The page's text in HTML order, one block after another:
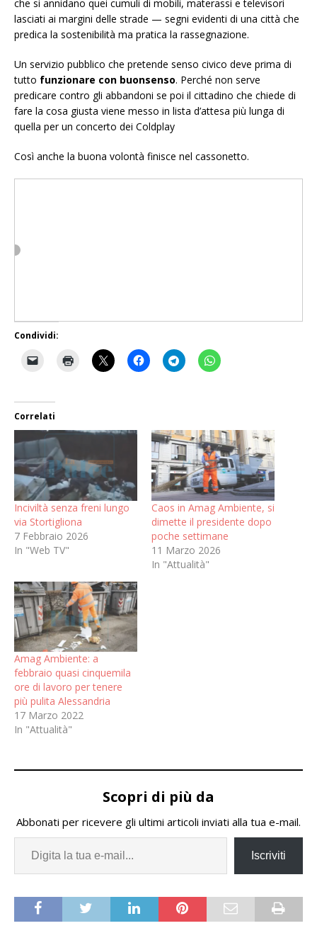
che si annidano quei cumuli di mobili, materassi e televisori
lasciati ai margini delle strade — segni evidenti di una città che
predica la sostenibilità ma pratica la rassegnazione.
Un servizio pubblico che pretende senso civico deve prima di
tutto funzionare con buonsenso. Perché non serve
predicare contro gli abbandoni se poi il cittadino che chiede di
fare la cosa giusta viene messo in lista d’attesa più lunga di
quella per un concerto dei Coldplay
Così anche la buona volontà finisce nel cassonetto.
Condividi:
Correlati
Inciviltà senza freni lungo
via Stortigliona
7 Febbraio 2026
In "Web TV"
Caos in Amag Ambiente, si
dimette il presidente dopo
poche settimane
11 Marzo 2026
In "Attualità"
Amag Ambiente: a
febbraio quasi cinquemila
ore di lavoro per tenere
più pulita Alessandria
17 Marzo 2022
In "Attualità"
Scopri di più da
Abbonati per ricevere gli ultimi articoli inviati alla tua e-mail.
Iscriviti